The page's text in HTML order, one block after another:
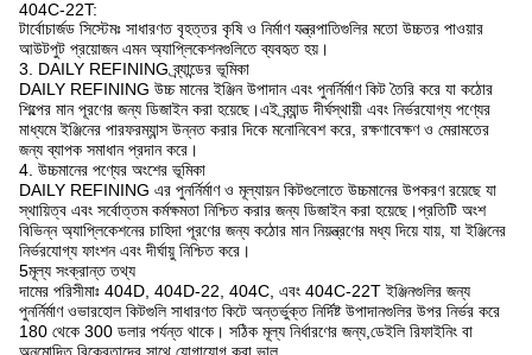
404C-22T:
টার্বোচার্জড সিস্টেমঃ সাধারণত বৃহত্তর কৃষি ও নির্মাণ যন্ত্রপাতিগুলির মতো উচ্চতর পাওয়ার
আউটপুট প্রয়োজন এমন অ্যাপ্লিকেশনগুলিতে ব্যবহৃত হয়।
3. DAILY REFINING ব্র্যান্ডের ভূমিকা
DAILY REFINING উচ্চ মানের ইঞ্জিন উপাদান এবং পুনর্নির্মাণ কিট তৈরি করে যা কঠোর
শিল্পের মান পূরণের জন্য ডিজাইন করা হয়েছে।এই ব্র্যান্ড দীর্ঘস্থায়ী এবং নির্ভরযোগ্য পণ্যের
মাধ্যমে ইঞ্জিনের পারফরম্যান্স উন্নত করার দিকে মনোনিবেশ করে, রক্ষণাবেক্ষণ ও মেরামতের
জন্য ব্যাপক সমাধান প্রদান করে।
4. উচ্চমানের পণ্যের অংশের ভূমিকা
DAILY REFINING এর পুনর্নির্মাণ ও মূল্যায়ন কিটগুলোতে উচ্চমানের উপকরণ রয়েছে যা
স্থায়িত্ব এবং সর্বোত্তম কর্মক্ষমতা নিশ্চিত করার জন্য ডিজাইন করা হয়েছে।প্রতিটি অংশ
বিভিন্ন অ্যাপ্লিকেশনের চাহিদা পূরণের জন্য কঠোর মান নিয়ন্ত্রণের মধ্য দিয়ে যায়, যা ইঞ্জিনের
নির্ভরযোগ্য ফাংশন এবং দীর্ঘায়ু নিশ্চিত করে।
5মূল্য সংক্রান্ত তথ্য
দামের পরিসীমাঃ 404D, 404D-22, 404C, এবং 404C-22T ইঞ্জিনগুলির জন্য
পুনর্নির্মাণ ওভারহোল কিটগুলি সাধারণত কিটে অন্তর্ভুক্ত নির্দিষ্ট উপাদানগুলির উপর নির্ভর করে
180 থেকে 300 ডলার পর্যন্ত থাকে। সঠিক মূল্য নির্ধারণের জন্য,ডেইলি রিফাইনিং বা